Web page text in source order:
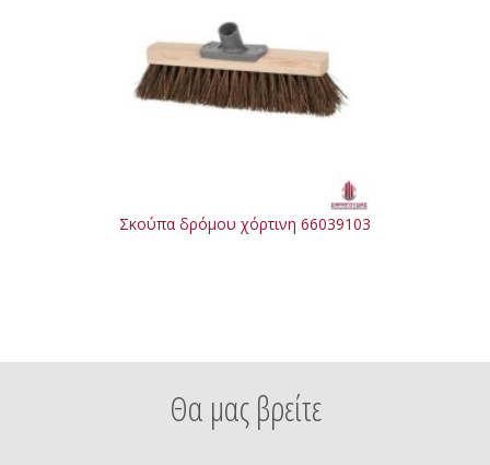
Σκούπα δρόμου χόρτινη 66039103
Θα μας βρείτε